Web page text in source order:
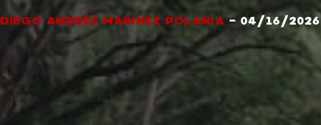
DIEGO ANDRÉS MARÍNEZ POLANÍA- 04/16/2026